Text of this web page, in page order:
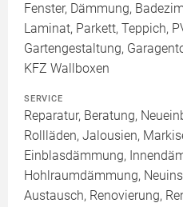
Fenster, Dämmung,
Laminat, Parkett, Teppich,
Gartengestaltung,
KFZ Wallboxen
SERVICE
Reparatur, Beratung,
Rollläden, Jalousien,
Einblasdämmung,
Hohlraumdämmung,
Austausch, Renovierung,